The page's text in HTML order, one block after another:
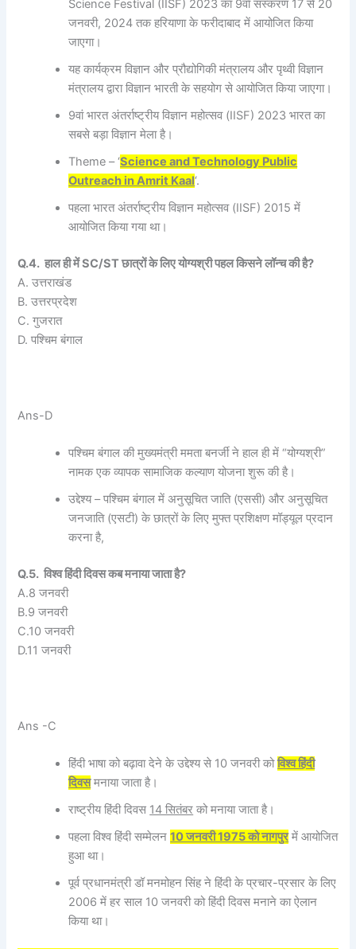
Science Festival (IISF) 2023 का 9वाँ संस्करण 17 से 20
जनवरी, 2024 तक हरियाणा के फरीदाबाद में आयोजित किया
जाएगा।
यह कार्यक्रम विज्ञान और प्रौद्योगिकी मंत्रालय और पृथ्वी विज्ञान
मंत्रालय द्वारा विज्ञान भारती के सहयोग से आयोजित किया जाएगा।
9वां भारत अंतर्राष्ट्रीय विज्ञान महोत्सव (IISF) 2023 भारत का
सबसे बड़ा विज्ञान मेला है।
Theme – ‘Science and Technology Public
Outreach in Amrit Kaal‘.
पहला भारत अंतर्राष्ट्रीय विज्ञान महोत्सव (IISF) 2015 में
आयोजित किया गया था।
Q.4. हाल ही में SC/ST छात्रों के लिए योग्यश्री पहल किसने लॉन्च की है?
A. उत्तराखंड
B. उत्तरप्रदेश
C. गुजरात
D. पश्चिम बंगाल
Ans-D
पश्चिम बंगाल की मुख्यमंत्री ममता बनर्जी ने हाल ही में “योग्यश्री”
नामक एक व्यापक सामाजिक कल्याण योजना शुरू की है।
उद्देश्य – पश्चिम बंगाल में अनुसूचित जाति (एससी) और अनुसूचित
जनजाति (एसटी) के छात्रों के लिए मुफ्त प्रशिक्षण मॉड्यूल प्रदान
करना है,
Q.5. विश्व हिंदी दिवस कब मनाया जाता है?
A.8 जनवरी
B.9 जनवरी
C.10 जनवरी
D.11 जनवरी
Ans -C
हिंदी भाषा को बढ़ावा देने के उद्देश्य से 10 जनवरी कोविश्व हिंदी
दिवसमनाया जाता है।
राष्ट्रीय हिंदी दिवस 14 सितंबर को मनाया जाता है।
पहला विश्‍व हिंदी सम्मेलन10 जनवरी 1975 को नागपुरमें आयोजित
हुआ था।
पूर्व प्रधानमंत्री डॉ मनमोहन सिंह ने हिंदी के प्रचार-प्रसार के लिए
2006 में हर साल 10 जनवरी को हिंदी दिवस मनाने का ऐलान
किया था।